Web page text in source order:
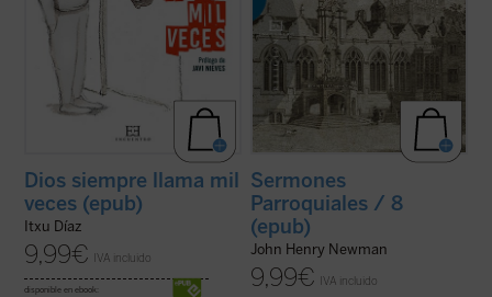
Dios siempre llama mil
veces (epub)
Itxu Díaz
9,99€ IVA incluido
disponible en ebook:
Sermones
Parroquiales / 8
(epub)
John Henry Newman
9,99€ IVA incluido